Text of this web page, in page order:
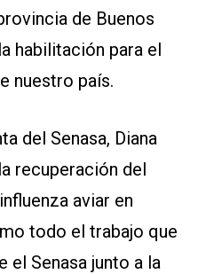
de Buenos
habilitación para el
nuestro país.
del Senasa, Diana
recuperación del
aviar en
todo el trabajo que
el Senasa junto a la